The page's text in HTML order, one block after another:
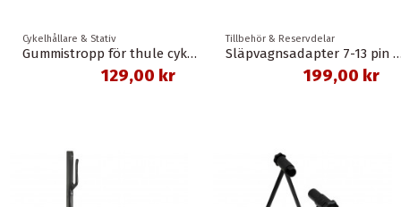
Cykelhållare & Stativ
Gummistropp för thule cykelhållare
129,00 kr
Tillbehör & Reservdelar
Släpvagnsadapter
199,00 kr